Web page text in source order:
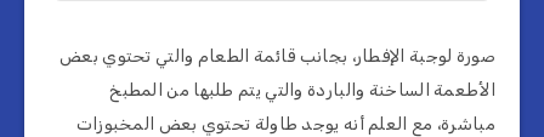
صورة لوجبة الإفطار، بجانب قائمة الطعام والتي تحتوي بعض
الأطعمة الساخنة والباردة والتي يتم طلبها من المطبخ
مباشرة، مع العلم أنه يوجد طاولة تحتوي بعض المخبوزات